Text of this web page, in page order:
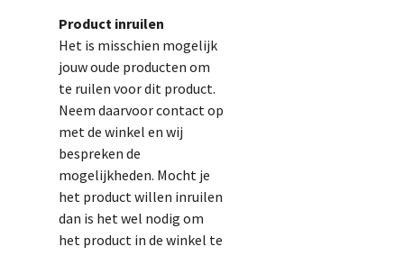
Product inruilen
Het is misschien mogelijk
jouw oude producten om
te ruilen voor dit product.
Neem daarvoor contact op
met de winkel en wij
bespreken de
mogelijkheden. Mocht je
het product willen inruilen
dan is het wel nodig om
het product in de winkel te